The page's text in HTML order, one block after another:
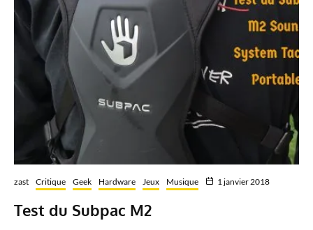
zast Critique Geek Hardware Jeux Musique 1 janvier 2018
Test du Subpac M2